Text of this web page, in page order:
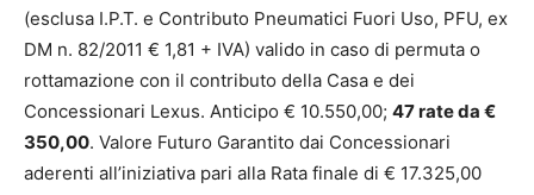
(esclusa I.P.T. e Contributo Pneumatici Fuori Uso, PFU, ex
DM n. 82/2011 € 1,81 + IVA) valido in caso di permuta o
rottamazione con il contributo della Casa e dei
Concessionari Lexus. Anticipo € 10.550,00; 47 rate da €
350,00. Valore Futuro Garantito dai Concessionari
aderenti all’iniziativa pari alla Rata finale di € 17.325,00